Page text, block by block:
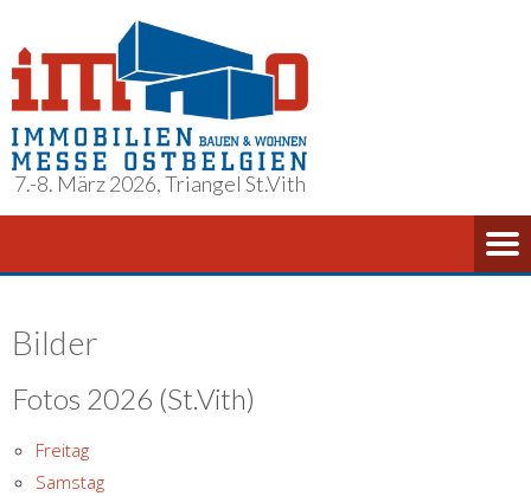
7.-8. März 2026, Triangel St.Vith
Bilder
Fotos 2026 (St.Vith)
Freitag
Samstag